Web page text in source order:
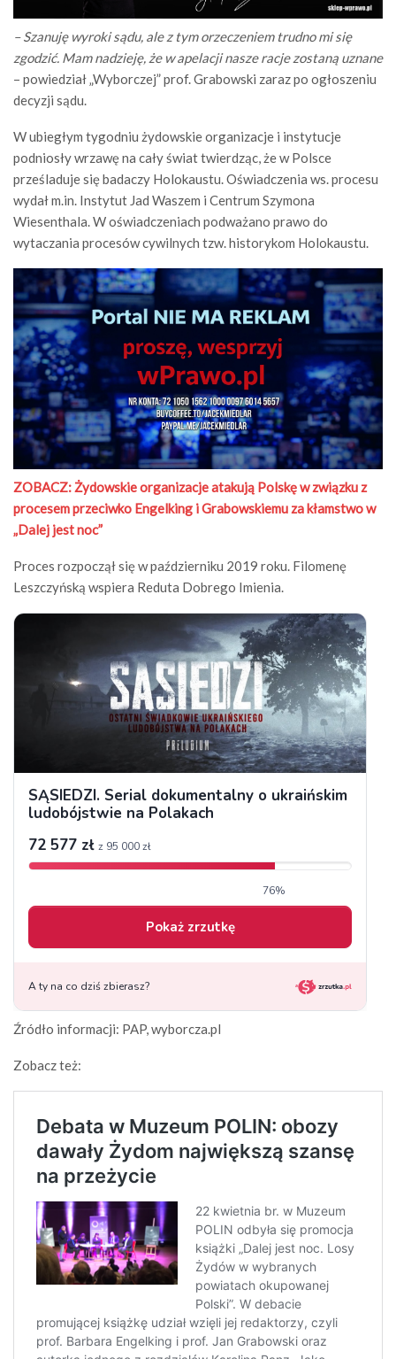
– Szanuję wyroki sądu, ale z tym orzeczeniem trudno mi się
zgodzić. Mam nadzieję, że w apelacji nasze racje zostaną uznane
– powiedział „Wyborczej” prof. Grabowski zaraz po ogłoszeniu
decyzji sądu.
W ubiegłym tygodniu żydowskie organizacje i instytucje
podniosły wrzawę na cały świat twierdząc, że w Polsce
prześladuje się badaczy Holokaustu. Oświadczenia ws. procesu
wydał m.in. Instytut Jad Waszem i Centrum Szymona
Wiesenthala. W oświadczeniach podważano prawo do
wytaczania procesów cywilnych tzw. historykom Holokaustu.
ZOBACZ: Żydowskie organizacje atakują Polskę w związku z
procesem przeciwko Engelking i Grabowskiemu za kłamstwo w
„Dalej jest noc”
Proces rozpoczął się w październiku 2019 roku. Filomenę
Leszczyńską wspiera Reduta Dobrego Imienia.
Źródło informacji: PAP, wyborcza.pl
Zobacz też: